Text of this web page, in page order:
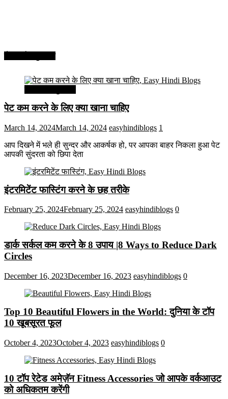
पेट कम करने के लिए क्या खाना चाहिए
March 14, 2024March 14, 2024 easyhindiblogs 1
आप दिखने में भले ही सुन्दर और आकर्षक हो, पर आपका बाहर निकला हुआ पेट
आपकी सुंदरता को छिपा देता
इंटरमिटेंट फास्टिंग करने के छह तरीके
February 25, 2024February 25, 2024 easyhindiblogs 0
डार्क सर्कल कम करने के 8 उपाय |8 Ways to Reduce Dark
Circles
December 16, 2023December 16, 2023 easyhindiblogs 0
Top 10 Beautiful Flowers in the World: दुनिया के टॉप
10 खूबसूरत फूल
October 4, 2023October 4, 2023 easyhindiblogs 0
10 टॉप रेटेड अमेज़ॅन Fitness Accessories जो आपके वर्कआउट
को अधिकतम करेंगी